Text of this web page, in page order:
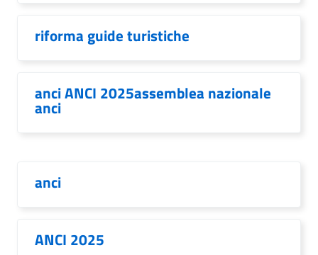
riforma guide turistiche
anci ANCI 2025assemblea nazionale
anci
anci
ANCI 2025